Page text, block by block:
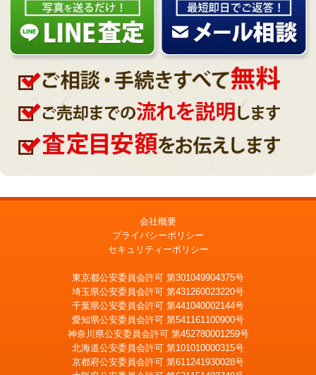
会社概要
プライバシーポリシー
セキュリティーポリシー
東京都公安委員会許可 第301049904375号
埼玉県公安委員会許可 第431260023220号
千葉県公安委員会許可 第441040002144号
愛知県公安委員会許可 第541161100900号
神奈川県公安委員会許可 第452780001259号
北海道公安委員会許可 第101010000315号
京都府公安委員会許可 第611241930028号